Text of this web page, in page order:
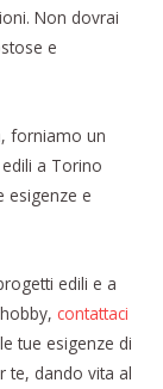
Non dovrai
e
forniamo un
a Torino
esigenze e
edili e a
contattaci
tue esigenze di
te, dando vita al